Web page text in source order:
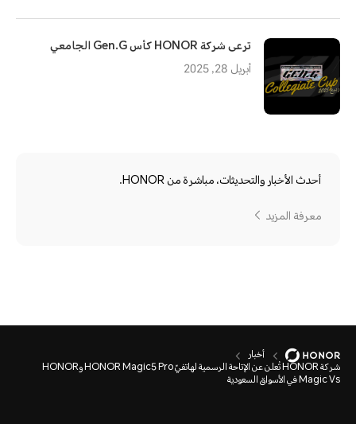
ترعى شركة HONOR كأس Gen.G الجامعي
أبريل 28, 2025
أحدث الأخبار والتحديثات، مباشرة من HONOR.
معرفة المزيد
أخبار
شركة HONOR تُعلن عن الإتاحة الرسمية لهاتفيّ HONOR Magic5 Pro وHONOR
Magic Vs في الأسواق السعودية